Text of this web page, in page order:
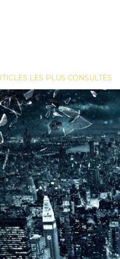
LES PLUS CONSULTÉS